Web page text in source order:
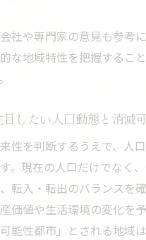
社や専門家の意見も参考
な地域特性を把握するこ
したい人口動態と消滅
性を判断するうえで、人
。現在の人口だけでなく
転入・転出のバランスを確
価値や生活環境の変化を予
能性都市」とされる地域